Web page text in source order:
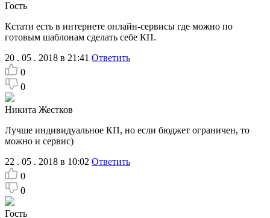
Гость
Кстати есть в интернете онлайн-сервисы где можно по
готовым шаблонам сделать себе КП.
20 . 05 . 2018 в 21:41 Ответить
0
0
Никита Жестков
Лучше индивидуальное КП, но если бюджет ограничен, то
можно и сервис)
22 . 05 . 2018 в 10:02 Ответить
0
0
Гость